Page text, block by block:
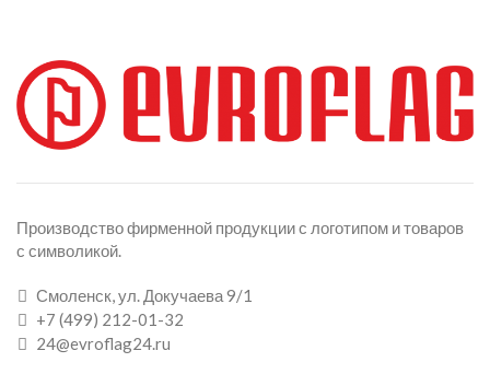
Производство фирменной продукции с логотипом и товаров
с символикой.
Смоленск, ул. Докучаева 9/1
+7 (499) 212-01-32
24@evroflag24.ru